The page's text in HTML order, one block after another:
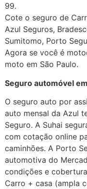
99.
Cote o seguro de
Azul Seguros,
Sumitomo, Porto
Agora se você é
moto em São Paulo.
Seguro automóvel
O seguro auto por
auto mensal da Azul
Seguro. A Suhai
com cotação online
caminhões. A Porto
automotiva do
condições e
Carro + casa (ampla